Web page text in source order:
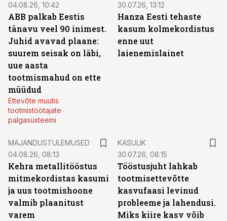
04.08.26, 10:42
ABB palkab Eestis
tänavu veel 90 inimest.
Juhid avavad plaane:
suurem seisak on läbi,
uue aasta
tootmismahud on ette
müüdud
Ettevõte muutis
tootmistöötajate
palgasüsteemi
30.07.26, 13:12
Hanza Eesti tehaste
kasum kolmekordistus
enne uut
laienemislainet
MAJANDUSTULEMUSED
04.08.26, 08:13
Kehra metallitööstus
mitmekordistas kasumi
ja uus tootmishoone
valmib plaanitust
varem
KASULIK
30.07.26, 08:15
Tööstusjuht lahkab
tootmisettevõtte
kasvufaasi levinud
probleeme ja lahendusi.
Miks kiire kasv võib